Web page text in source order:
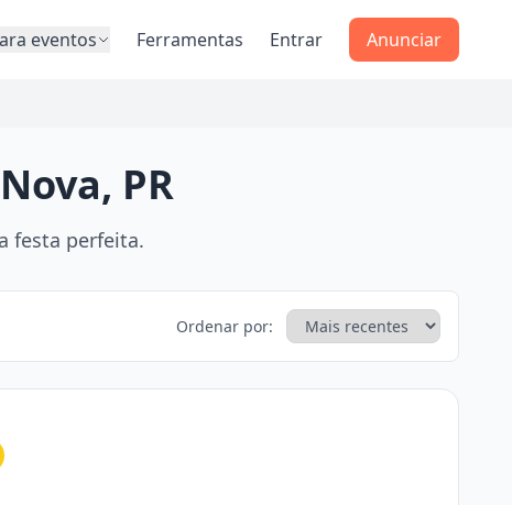
eventos Ferramentas Entrar Anunciar
PR
festa perfeita.
Ordenar por: